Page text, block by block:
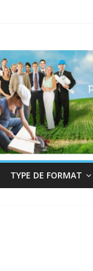
TYPE DE FORMAT